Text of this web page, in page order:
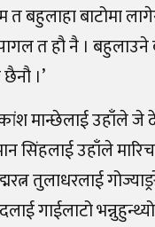
त बहुलाहा बाटोमा
त हौ नै । बहुलाउने
।’
मान्छेलाई उहाँले जे
सिंहलाई उहाँले
तुलाधरलाई
गाईलाटो